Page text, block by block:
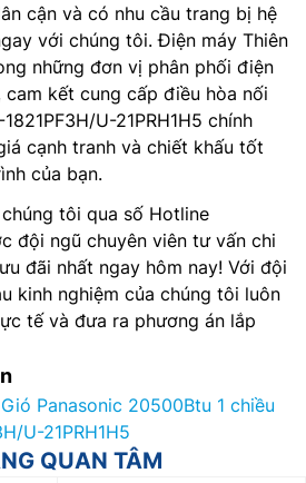
cận và có nhu cầu trang bị hệ
với chúng tôi. Điện máy Thiên
những đơn vị phân phối điện
cam kết cung cấp điều hòa nối
U-21PRH1H5 chính
cạnh tranh và chiết khấu tốt
của bạn.
tôi qua số Hotline
đội ngũ chuyên viên tư vấn chi
đãi nhất ngay hôm nay! Với đội
kinh nghiệm của chúng tôi luôn
tế và đưa ra phương án lắp
Panasonic 20500Btu 1 chiều
U-21PRH1H5
QUAN TÂM